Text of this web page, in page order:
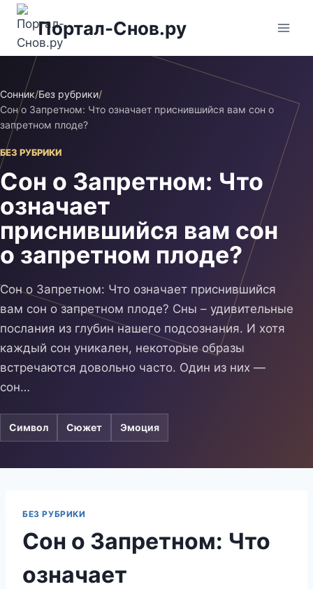
Перейти
содержимому
Портал-Снов.ру
Сонник/Без рубрики/
Сон о Запретном: Что означает приснившийся вам сон о
запретном плоде?
БЕЗ РУБРИКИ
Сон о Запретном: Что
означает
приснившийся вам сон
о запретном плоде?
Сон о Запретном: Что означает приснившийся
вам сон о запретном плоде? Сны – удивительные
послания из глубин нашего подсознания. И хотя
каждый сон уникален, некоторые образы
встречаются довольно часто. Один из них —
сон…
Символ Сюжет Эмоция
БЕЗ РУБРИКИ
Сон о Запретном: Что
означает